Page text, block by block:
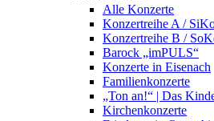
Alle Konzerte
Konzertreihe A /
Konzertreihe B /
Barock „imPULS“
Konzerte in Eisenach
Familienkonzerte
„Ton an!“ | Das
Kirchenkonzerte